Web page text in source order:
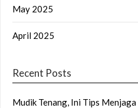
May 2025
April 2025
Recent Posts
Mudik Tenang, Ini Tips Menjaga